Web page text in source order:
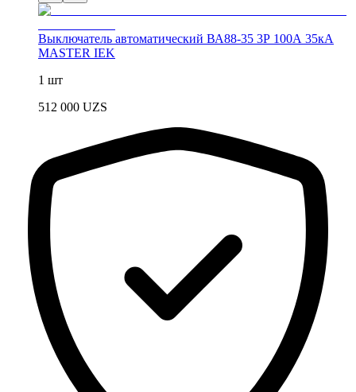
Выключатель автоматический ВА88-35 3Р 100А 35кА
MASTER IEK
1 шт
512 000 UZS